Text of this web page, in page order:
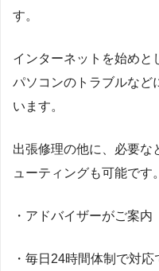
す。
インターネットを始めと
パソコンのトラブルなど
います。
出張修理の他に、必要な
ューティングも可能です。
・アドバイザーがご案内
・毎日24時間体制で対応